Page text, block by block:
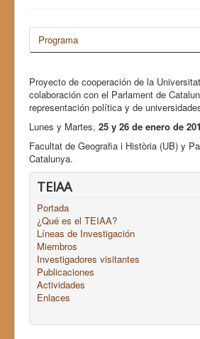
Programa
Proyecto de cooperación de la
colaboración con el Parlament de
representación política y de
Lunes y Martes, 25 y 26 de enero de
Facultat de Geografia i Història (UB) y
Catalunya.
TEIAA
Portada
¿Qué es el TEIAA?
Líneas de Investigación
Miembros
Investigadores visitantes
Publicaciones
Actividades
Enlaces